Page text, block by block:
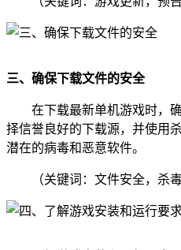
三、确保下载文件的安全
在下载最新单机游戏时，
择信誉良好的下载源，并使用
潜在的病毒和恶意软件。
（关键词：文件安全，杀